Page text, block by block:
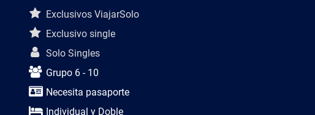
Descripción del viaje
Exclusivos ViajarSolo
Exclusivo single
Solo Singles
Grupo 6 - 10
Necesita pasaporte
Individual y Doble